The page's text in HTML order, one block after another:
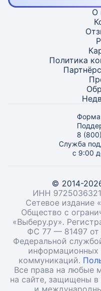
О
Политика
Форма
8
Служба
с 9:00
© 2014-
ИНН
Сетевое издание
Общество с
«Выберу.ру».
ФС 77 — 81497 от
Федеральной
информационных
коммуникаций.
Все права на любые
на сайте, защищены в
и